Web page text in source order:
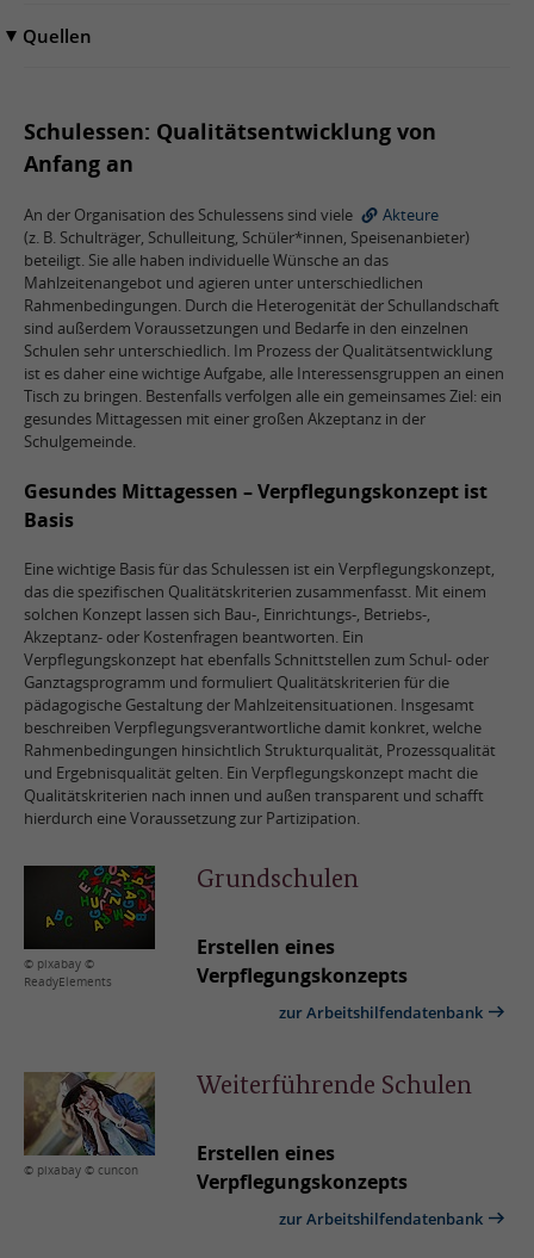
Quellen
Schulessen: Qualitätsentwicklung von
Anfang an
An der Organisation des Schulessens sind viele
Akteure
(z. B. Schulträger, Schulleitung, Schüler*innen, Speisenanbieter)
beteiligt. Sie alle haben individuelle Wünsche an das
Mahlzeitenangebot und agieren unter unterschiedlichen
Rahmenbedingungen. Durch die Heterogenität der Schullandschaft
sind außerdem Voraussetzungen und Bedarfe in den einzelnen
Schulen sehr unterschiedlich. Im Prozess der Qualitätsentwicklung
ist es daher eine wichtige Aufgabe, alle Interessensgruppen an einen
Tisch zu bringen. Bestenfalls verfolgen alle ein gemeinsames Ziel: ein
gesundes Mittagessen mit einer großen Akzeptanz in der
Schulgemeinde.
Gesundes Mittagessen – Verpflegungskonzept ist
Basis
Eine wichtige Basis für das Schulessen ist ein Verpflegungskonzept,
das die spezifischen Qualitätskriterien zusammenfasst. Mit einem
solchen Konzept lassen sich Bau-, Einrichtungs-, Betriebs-,
Akzeptanz- oder Kostenfragen beantworten. Ein
Verpflegungskonzept hat ebenfalls Schnittstellen zum Schul- oder
Ganztagsprogramm und formuliert Qualitätskriterien für die
pädagogische Gestaltung der Mahlzeitensituationen. Insgesamt
beschreiben Verpflegungsverantwortliche damit konkret, welche
Rahmenbedingungen hinsichtlich Strukturqualität, Prozessqualität
und Ergebnisqualität gelten. Ein Verpflegungskonzept macht die
Qualitätskriterien nach innen und außen transparent und schafft
hierdurch eine Voraussetzung zur Partizipation.
© pixabay ©
ReadyElements
Grundschulen
Erstellen eines
Verpflegungskonzepts
zur Arbeitshilfendatenbank
© pixabay © cuncon
Weiterführende Schulen
Erstellen eines
Verpflegungskonzepts
zur Arbeitshilfendatenbank